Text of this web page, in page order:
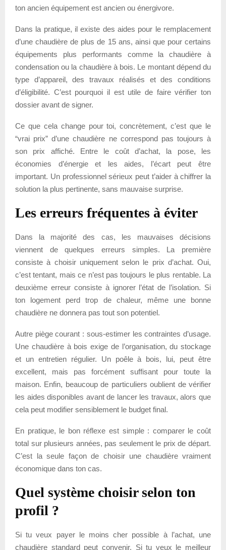
ton ancien équipement est ancien ou énergivore.
Dans la pratique, il existe des aides pour le remplacement
d’une chaudière de plus de 15 ans, ainsi que pour certains
équipements plus performants comme la chaudière à
condensation ou la chaudière à bois. Le montant dépend du
type d’appareil, des travaux réalisés et des conditions
d’éligibilité. C’est pourquoi il est utile de faire vérifier ton
dossier avant de signer.
Ce que cela change pour toi, concrètement, c’est que le
“vrai prix” d’une chaudière ne correspond pas toujours à
son prix affiché. Entre le coût d’achat, la pose, les
économies d’énergie et les aides, l’écart peut être
important. Un professionnel sérieux peut t’aider à chiffrer la
solution la plus pertinente, sans mauvaise surprise.
Les erreurs fréquentes à éviter
Dans la majorité des cas, les mauvaises décisions
viennent de quelques erreurs simples. La première
consiste à choisir uniquement selon le prix d’achat. Oui,
c’est tentant, mais ce n’est pas toujours le plus rentable. La
deuxième erreur consiste à ignorer l’état de l’isolation. Si
ton logement perd trop de chaleur, même une bonne
chaudière ne donnera pas tout son potentiel.
Autre piège courant : sous-estimer les contraintes d’usage.
Une chaudière à bois exige de l’organisation, du stockage
et un entretien régulier. Un poêle à bois, lui, peut être
excellent, mais pas forcément suffisant pour toute la
maison. Enfin, beaucoup de particuliers oublient de vérifier
les aides disponibles avant de lancer les travaux, alors que
cela peut modifier sensiblement le budget final.
En pratique, le bon réflexe est simple : comparer le coût
total sur plusieurs années, pas seulement le prix de départ.
C’est la seule façon de choisir une chaudière vraiment
économique dans ton cas.
Quel système choisir selon ton
profil ?
Si tu veux payer le moins cher possible à l’achat, une
chaudière standard peut convenir. Si tu veux le meilleur